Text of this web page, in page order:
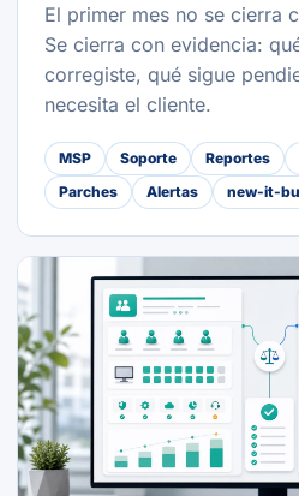
El primer mes no se cierra
Se cierra con evidencia:
corregiste, qué sigue
necesita el cliente.
MSP Soporte Reportes
Parches
Alertas new-it-